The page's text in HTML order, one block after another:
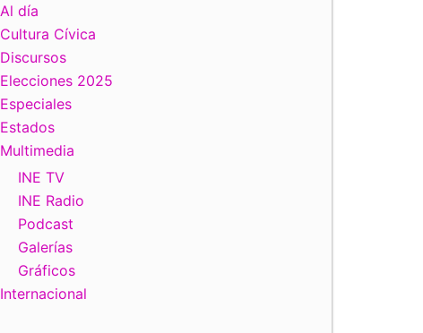
Al día
Cultura Cívica
Discursos
Elecciones 2025
Especiales
Estados
Multimedia
INE TV
INE Radio
Podcast
Galerías
Gráficos
Internacional